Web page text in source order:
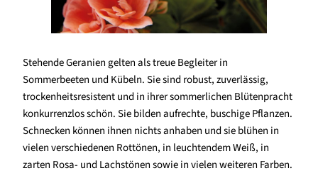
Stehende Geranien gelten als treue Begleiter in
Sommerbeeten und Kübeln. Sie sind robust, zuverlässig,
trockenheitsresistent und in ihrer sommerlichen Blütenpracht
konkurrenzlos schön. Sie bilden aufrechte, buschige Pflanzen.
Schnecken können ihnen nichts anhaben und sie blühen in
vielen verschiedenen Rottönen, in leuchtendem Weiß, in
zarten Rosa- und Lachstönen sowie in vielen weiteren Farben.